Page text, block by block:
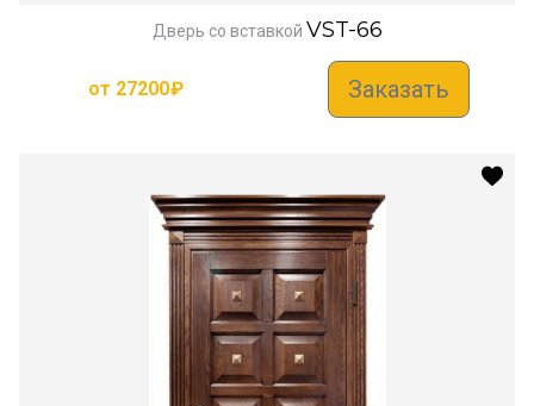
Дверь со вставкой VST-66
от 27200₽ Заказать